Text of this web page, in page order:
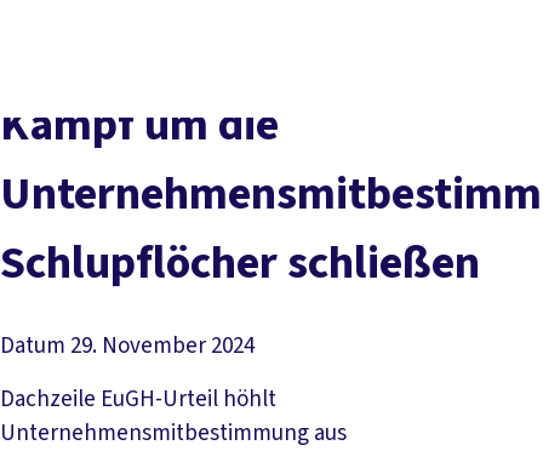
Service
Kampf um die
Schlupflöcher schließen
Datum 29. November 2024
Dachzeile EuGH-Urteil höhlt
Unternehmensmitbestimmung aus